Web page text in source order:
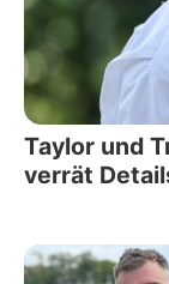
Taylor und
verrät